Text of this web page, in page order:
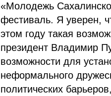
«Молодежь
фестиваль. Я уверен,
этом году такая
президент Владимир
возможности для
неформального
политических